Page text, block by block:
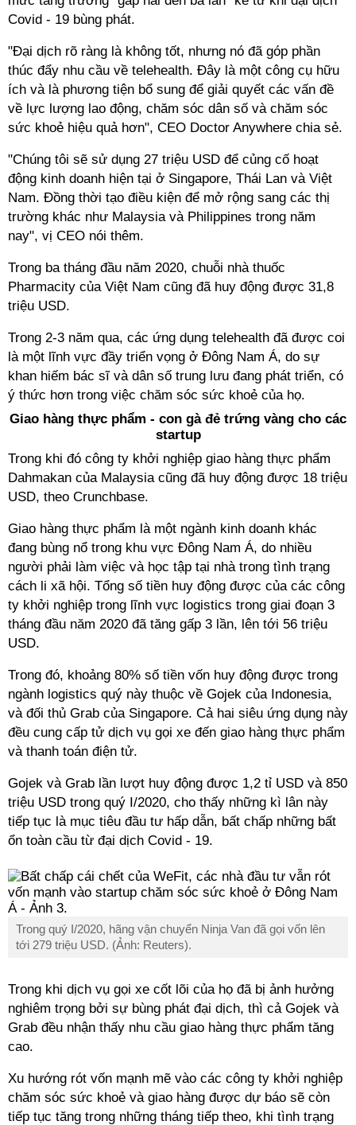
Covid - 19 bùng phát.
"Đại dịch rõ ràng là không tốt, nhưng nó đã góp phần
thúc đẩy nhu cầu về telehealth. Đây là một công cụ hữu
ích và là phương tiện bổ sung để giải quyết các vấn đề
về lực lượng lao động, chăm sóc dân số và chăm sóc
sức khoẻ hiệu quả hơn", CEO Doctor Anywhere chia sẻ.
"Chúng tôi sẽ sử dụng 27 triệu USD để củng cố hoạt
động kinh doanh hiện tại ở Singapore, Thái Lan và Việt
Nam. Đồng thời tạo điều kiện để mở rộng sang các thị
trường khác như Malaysia và Philippines trong năm
nay", vị CEO nói thêm.
Trong ba tháng đầu năm 2020, chuỗi nhà thuốc
Pharmacity của Việt Nam cũng đã huy động được 31,8
triệu USD.
Trong 2-3 năm qua, các ứng dụng telehealth đã được coi
là một lĩnh vực đầy triển vọng ở Đông Nam Á, do sự
khan hiếm bác sĩ và dân số trung lưu đang phát triển, có
ý thức hơn trong việc chăm sóc sức khoẻ của họ.
Giao hàng thực phẩm - con gà đẻ trứng vàng cho các
startup
Trong khi đó công ty khởi nghiệp giao hàng thực phẩm
Dahmakan của Malaysia cũng đã huy động được 18 triệu
USD, theo Crunchbase.
Giao hàng thực phẩm là một ngành kinh doanh khác
đang bùng nổ trong khu vực Đông Nam Á, do nhiều
người phải làm việc và học tập tại nhà trong tình trạng
cách li xã hội. Tổng số tiền huy động được của các công
ty khởi nghiệp trong lĩnh vực logistics trong giai đoạn 3
tháng đầu năm 2020 đã tăng gấp 3 lần, lên tới 56 triệu
USD.
Trong đó, khoảng 80% số tiền vốn huy động được trong
ngành logistics quý này thuộc về Gojek của Indonesia,
và đối thủ Grab của Singapore. Cả hai siêu ứng dụng này
đều cung cấp tử dịch vụ gọi xe đến giao hàng thực phẩm
và thanh toán điện tử.
Gojek và Grab lần lượt huy động được 1,2 tỉ USD và 850
triệu USD trong quý I/2020, cho thấy những kì lân này
tiếp tục là mục tiêu đầu tư hấp dẫn, bất chấp những bất
ổn toàn cầu từ đại dịch Covid - 19.
Trong quý I/2020, hãng vận chuyển Ninja Van đã gọi vốn lên
tới 279 triệu USD. (Ảnh: Reuters).
Trong khi dịch vụ gọi xe cốt lõi của họ đã bị ảnh hưởng
nghiêm trọng bởi sự bùng phát đại dịch, thì cả Gojek và
Grab đều nhận thấy nhu cầu giao hàng thực phẩm tăng
cao.
Xu hướng rót vốn mạnh mẽ vào các công ty khởi nghiệp
chăm sóc sức khoẻ và giao hàng được dự báo sẽ còn
tiếp tục tăng trong những tháng tiếp theo, khi tình trạng